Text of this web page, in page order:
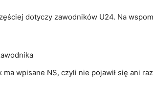
dotyczy zawodników U24. Na
wpisane NS, czyli nie pojawił się ani